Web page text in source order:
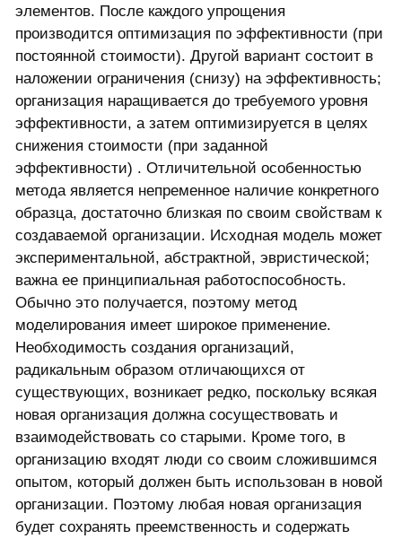
элементов. После каждого упрощения
производится оптимизация по эффективности (при
постоянной стоимости). Другой вариант состоит в
наложении ограничения (снизу) на эффективность;
организация наращивается до требуемого уровня
эффективности, а затем оптимизируется в целях
снижения стоимости (при заданной
эффективности) . Отличительной особенностью
метода является непременное наличие конкретного
образца, достаточно близкая по своим свойствам к
создаваемой организации. Исходная модель может
экспериментальной, абстрактной, эвристической;
важна ее принципиальная работоспособность.
Обычно это получается, поэтому метод
моделирования имеет широкое применение.
Необходимость создания организаций,
радикальным образом отличающихся от
существующих, возникает редко, поскольку всякая
новая организация должна сосуществовать и
взаимодействовать со старыми. Кроме того, в
организацию входят люди со своим сложившимся
опытом, который должен быть использован в новой
организации. Поэтому любая новая организация
будет сохранять преемственность и содержать